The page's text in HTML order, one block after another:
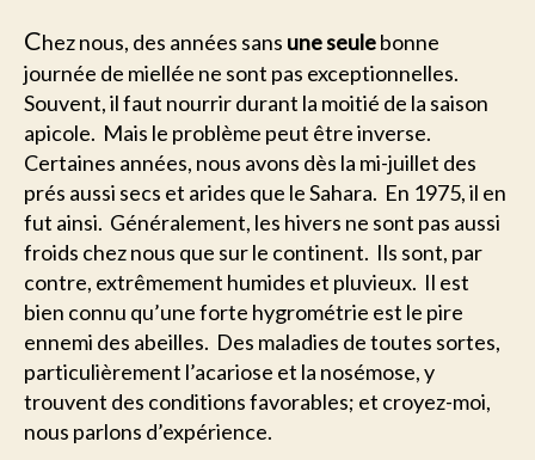
Chez nous, des années sans une seulebonne
journée de miellée ne sont pas exceptionnelles.
Souvent, il faut nourrir durant la moitié de la saison
apicole. Mais le problème peut être inverse.
Certaines années, nous avons dès la mi-juillet des
prés aussi secs et arides que le Sahara. En 1975, il en
fut ainsi. Généralement, les hivers ne sont pas aussi
froids chez nous que sur le continent. Ils sont, par
contre, extrêmement humides et pluvieux. Il est
bien connu qu’une forte hygrométrie est le pire
ennemi des abeilles. Des maladies de toutes sortes,
particulièrement l’acariose et la nosémose, y
trouvent des conditions favorables; et croyez-moi,
nous parlons d’expérience.